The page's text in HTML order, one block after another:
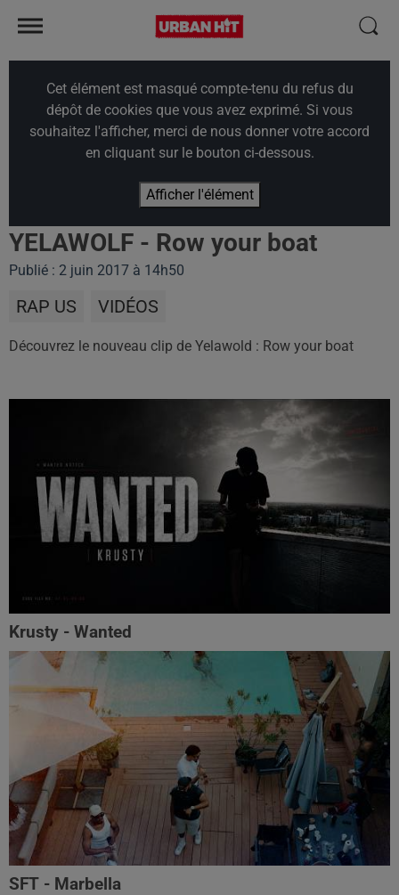
Cet élément est masqué compte-tenu du refus du
dépôt de cookies que vous avez exprimé. Si vous
souhaitez l'afficher, merci de nous donner votre accord
en cliquant sur le bouton ci-dessous.
Afficher l'élément
YELAWOLF - Row your boat
Publié : 2 juin 2017 à 14h50
RAP US VIDÉOS
Découvrez le nouveau clip de Yelawold : Row your boat
Krusty - Wanted
SFT - Marbella